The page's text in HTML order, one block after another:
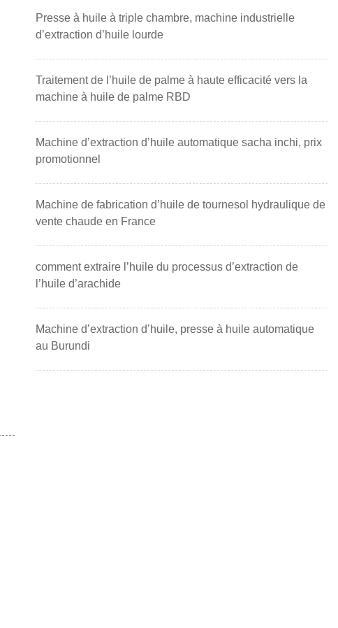
Presse à huile à triple chambre, machine industrielle
d’extraction d’huile lourde
Traitement de l’huile de palme à haute efficacité vers la
machine à huile de palme RBD
Machine d’extraction d’huile automatique sacha inchi, prix
promotionnel
Machine de fabrication d’huile de tournesol hydraulique de
vente chaude en France
comment extraire l’huile du processus d’extraction de
l’huile d’arachide
Machine d’extraction d’huile, presse à huile automatique
au Burundi